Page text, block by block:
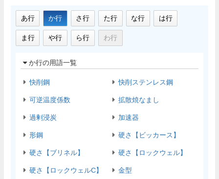
あ行 か行 さ行 た行 な行 は行
ま行 や行 ら行 わ行
か行の用語一覧
快削鋼 快削ステンレス鋼
可逆温度係数 拡散焼なまし
過剰浸炭 加速器
形鋼 硬さ【ビッカース】
硬さ【ブリネル】 硬さ【ロックウェル】
硬さ【ロックウェルC】 金型